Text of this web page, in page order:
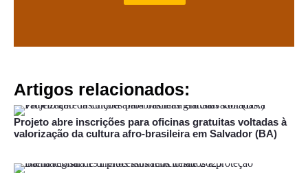
Artigos relacionados:
Projeto abre inscrições para oficinas gratuitas voltadas à
valorização da cultura afro-brasileira em Salvador (BA)